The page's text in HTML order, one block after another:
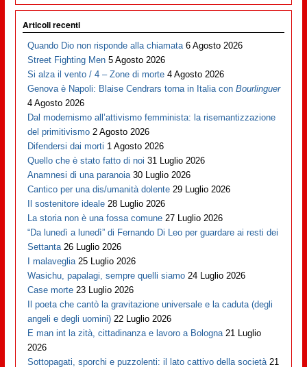
Articoli recenti
Quando Dio non risponde alla chiamata 6 Agosto 2026
Street Fighting Men 5 Agosto 2026
Si alza il vento / 4 – Zone di morte 4 Agosto 2026
Genova è Napoli: Blaise Cendrars torna in Italia conBourlinguer
4 Agosto 2026
Dal modernismo all’attivismo femminista: la risemantizzazione
del primitivismo 2 Agosto 2026
Difendersi dai morti 1 Agosto 2026
Quello che è stato fatto di noi 31 Luglio 2026
Anamnesi di una paranoia 30 Luglio 2026
Cantico per una dis/umanità dolente 29 Luglio 2026
Il sostenitore ideale 28 Luglio 2026
La storia non è una fossa comune 27 Luglio 2026
“Da lunedì a lunedì” di Fernando Di Leo per guardare ai resti dei
Settanta 26 Luglio 2026
I malaveglia 25 Luglio 2026
Wasichu, papalagi, sempre quelli siamo 24 Luglio 2026
Case morte 23 Luglio 2026
Il poeta che cantò la gravitazione universale e la caduta (degli
angeli e degli uomini) 22 Luglio 2026
E man int la zità, cittadinanza e lavoro a Bologna 21 Luglio
2026
Sottopagati, sporchi e puzzolenti: il lato cattivo della società 21